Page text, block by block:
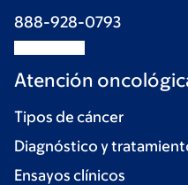
888-928-0793
Atención
Tipos de cáncer
Diagnóstico y
Ensayos clínicos